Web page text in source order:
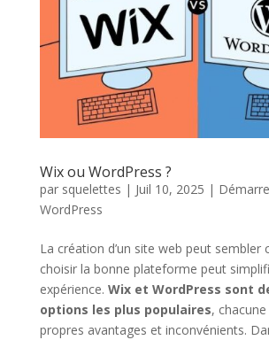
Wix ou WordPress ?
par squelettes | Juil 10, 2025 |
WordPress
La création d’un site web peut sembler
choisir la bonne plateforme peut
expérience. Wix et WordPress sont
options les plus populaires,
propres avantages et inconvénients.